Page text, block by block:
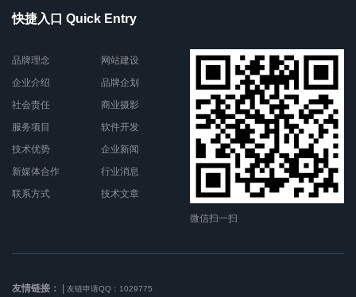
快捷入口 Quick Entry
品牌理念
企业介绍
社会责任
服务项目
技术优势
新媒体合作
联系方式
网站建设
品牌企划
商业摄影
软件开发
企业新闻
行业消息
技术文章
微信扫一扫
友情链接： 友链申请QQ：1029775